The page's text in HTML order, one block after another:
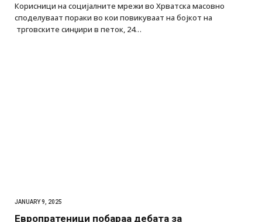
Корисници на социјалните мрежи во Хрватска масовно
споделуваат пораки во кои повикуваат на бојкот на
трговските синџири в петок, 24…
JANUARY 9, 2025
Европратеници побараa дебата за